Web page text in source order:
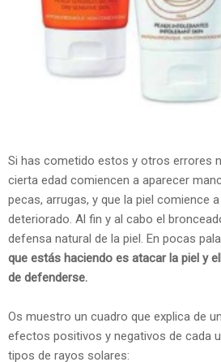
Si has cometido estos y otros errores
cierta edad comiencen a aparecer
pecas, arrugas, y que la piel comience
deteriorado. Al fin y al cabo el
defensa natural de la piel. En pocas
que estás haciendo es atacar la piel y
de defenderse.
Os muestro un cuadro que explica de
efectos positivos y negativos de cada
tipos de rayos solares: